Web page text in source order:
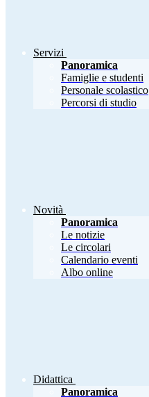
Servizi
Panoramica
Famiglie e studenti
Personale scolastico
Percorsi di studio
Novità
Panoramica
Le notizie
Le circolari
Calendario eventi
Albo online
Didattica
Panoramica